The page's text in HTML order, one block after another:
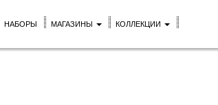
НАБОРЫ МАГАЗИНЫ КОЛЛЕКЦИИ